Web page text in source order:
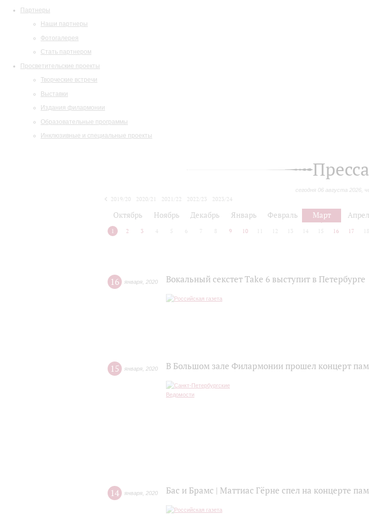
Партнеры
Наши партнеры
Фотогалерея
Стать партнером
Просветительские проекты
Творческие встречи
Выставки
Издания филармонии
Образовательные программы
Инклюзивные и специальные проекты
Пресса
сегодня 06 августа 2026,
2019/20 2020/21 2021/22 2022/23
2023/24
Октябрь Ноябрь Декабрь Январь Февраль Март
1 2 3 4 5 6 7 8 9 10 12 13 14 15 16 17 18
16 января 2020 Вокальный секстет Take 6 выступит в Петербурге
15 января 2020 В Большом зале Филармонии прошел концерт
14 января 2020 Бас и Брамс | Маттиас Гёрне спел на концерте